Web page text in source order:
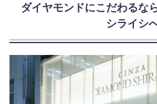
ダイヤモンドにこだわるな
シライシ